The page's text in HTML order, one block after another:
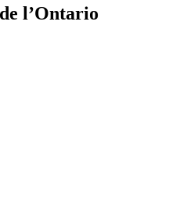
été
m’a
l’Ontario